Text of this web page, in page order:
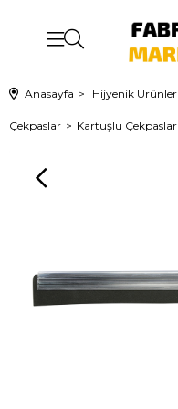
Anasayfa Hijyenik Ürünler
Çekpaslar Kartuşlu Çekpaslar